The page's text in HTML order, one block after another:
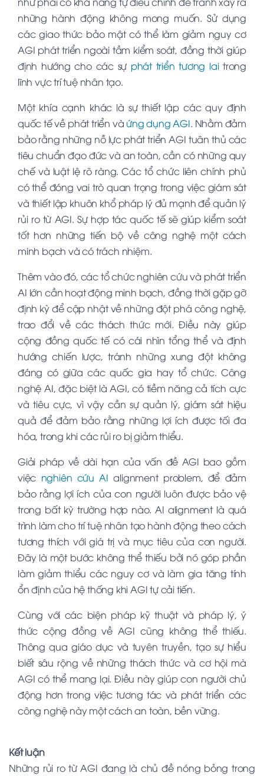
những hành động không mong muốn. Sử dụng
các giao thức bảo mật có thể làm giảm nguy cơ
AGI phát triển ngoài tầm kiểm soát, đồng thời giúp
định hướng cho các sự phát triển tương laitrong
lĩnh vực trí tuệ nhân tạo.
Một khía cạnh khác là sự thiết lập các quy định
quốc tế về phát triển và ứng dụng AGI. Nhằm đảm
bảo rằng những nỗ lực phát triển AGI tuân thủ các
tiêu chuẩn đạo đức và an toàn, cần có những quy
chế và luật lệ rõ ràng. Các tổ chức liên chính phủ
có thể đóng vai trò quan trọng trong việc giám sát
và thiết lập khuôn khổ pháp lý đủ mạnh để quản lý
rủi ro từ AGI. Sự hợp tác quốc tế sẽ giúp kiểm soát
tốt hơn những tiến bộ về công nghệ một cách
minh bạch và có trách nhiệm.
Thêm vào đó, các tổ chức nghiên cứu và phát triển
AI lớn cần hoạt động minh bạch, đồng thời gặp gỡ
định kỳ để cập nhật về những đột phá công nghệ,
trao đổi về các thách thức mới. Điều này giúp
cộng đồng quốc tế có cái nhìn tổng thể và định
hướng chiến lược, tránh những xung đột không
đáng có giữa các quốc gia hay tổ chức. Công
nghệ AI, đặc biệt là AGI, có tiềm năng cả tích cực
và tiêu cực, vì vậy cần sự quản lý, giám sát hiệu
quả để đảm bảo rằng những lợi ích được tối đa
hóa, trong khi các rủi ro bị giảm thiểu.
Giải pháp về dài hạn của vấn đề AGI bao gồm
việc nghiên cứu AI alignment problem, để đảm
bảo rằng lợi ích của con người luôn được bảo vệ
trong bất kỳ trường hợp nào. AI alignment là quá
trình làm cho trí tuệ nhân tạo hành động theo cách
tương thích với giá trị và mục tiêu của con người.
Đây là một bước không thể thiếu bởi nó góp phần
làm giảm thiểu các nguy cơ và làm gia tăng tính
ổn định của hệ thống khi AGI tự cải tiến.
Cùng với các biện pháp kỹ thuật và pháp lý, ý
thức cộng đồng về AGI cũng không thể thiếu.
Thông qua giáo dục và tuyên truyền, tạo sự hiểu
biết sâu rộng về những thách thức và cơ hội mà
AGI có thể mang lại. Điều này giúp con người chủ
động hơn trong việc tương tác và phát triển các
công nghệ này một cách an toàn, bền vững.
Kết luận
Những rủi ro từ AGI đang là chủ đề nóng bỏng trong